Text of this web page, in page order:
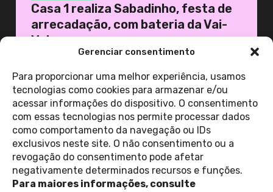
Gerenciar consentimento
Para proporcionar uma melhor experiência, usamos
tecnologias como cookies para armazenar e/ou
acessar informações do dispositivo. O consentimento
com essas tecnologias nos permite processar dados
como comportamento da navegação ou IDs
exclusivos neste site. O não consentimento ou a
revogação do consentimento pode afetar
negativamente determinados recursos e funções.
Para maiores informações, consulte
Casa 1 realiza Sabadinho, festa de
arrecadação, com bateria da Vai-
Vai
19 de novembro de 2025
ver todas as
notícias
Contato
Política de Privacidade
Perguntas Frequentes
copyright 2026